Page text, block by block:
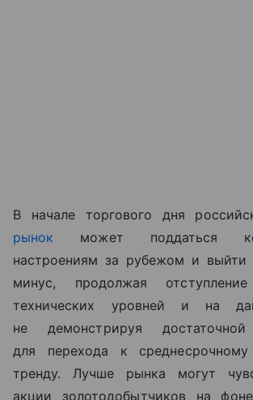
В начале торгового дня
рынок может поддаться
настроениям за рубежом и выйти
минус, продолжая
технических уровней и на
не демонстрируя достаточной
для перехода к
тренду. Лучше рынка могут
акции золотодобытчиков на